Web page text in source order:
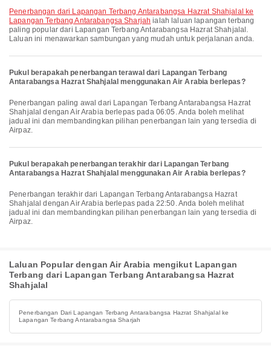
penerbangan dari Lapangan Terbang Antarabangsa Hazrat Shahjalal ke
Lapangan Terbang Antarabangsa Sharjah ialah laluan lapangan terbang
paling popular dari Lapangan Terbang Antarabangsa Hazrat Shahjalal.
Laluan ini menawarkan sambungan yang mudah untuk perjalanan anda.
Pukul berapakah penerbangan terawal dari Lapangan Terbang
Antarabangsa Hazrat Shahjalal menggunakan Air Arabia berlepas?
Penerbangan paling awal dari Lapangan Terbang Antarabangsa Hazrat
Shahjalal dengan Air Arabia berlepas pada 06:05. Anda boleh melihat
jadual ini dan membandingkan pilihan penerbangan lain yang tersedia di
Airpaz.
Pukul berapakah penerbangan terakhir dari Lapangan Terbang
Antarabangsa Hazrat Shahjalal menggunakan Air Arabia berlepas?
Penerbangan terakhir dari Lapangan Terbang Antarabangsa Hazrat
Shahjalal dengan Air Arabia berlepas pada 22:50. Anda boleh melihat
jadual ini dan membandingkan pilihan penerbangan lain yang tersedia di
Airpaz.
Laluan Popular dengan Air Arabia mengikut Lapangan
Terbang dari Lapangan Terbang Antarabangsa Hazrat
Shahjalal
Penerbangan Dari Lapangan Terbang Antarabangsa Hazrat Shahjalal ke
Lapangan Terbang Antarabangsa Sharjah